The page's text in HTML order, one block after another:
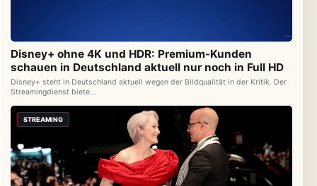
Disney+ ohne 4K und HDR: Premium-Kunden
schauen in Deutschland aktuell nur noch in Full HD
Disney+ steht in Deutschland aktuell wegen der Bildqualität in der Kritik. Der
Streamingdienst biete…
STREAMING